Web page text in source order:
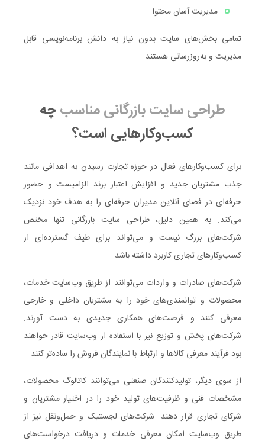
مدیریت آسان محتوا
تمامی بخش‌های سایت بدون نیاز به دانش برنامه‌نویسی قابل
مدیریت و به‌روزرسانی هستند.
طراحی سایت بازرگانی مناسبچه
کسب‌وکارهایی است؟
برای کسب‌وکارهای فعال در حوزه تجارت رسیدن به اهدافی مانند
جذب مشتریان جدید و افزایش اعتبار برند الزامیست و حضور
حرفه‌ای در فضای آنلاین مدیران حرفه‌ای را به هدف خود نزدیک
می‌کند. به همین دلیل، طراحی سایت بازرگانی تنها مختص
شرکت‌های بزرگ نیست و می‌تواند برای طیف گسترده‌ای از
کسب‌وکارهای تجاری کاربرد داشته باشد.
شرکت‌های صادرات و واردات می‌توانند از طریق وب‌سایت خدمات،
محصولات و توانمندی‌های خود را به مشتریان داخلی و خارجی
معرفی کنند و فرصت‌های همکاری جدیدی به دست آورند.
شرکت‌های پخش و توزیع نیز با استفاده از وب‌سایت قادر خواهند
بود فرآیند معرفی کالاها و ارتباط با نمایندگان فروش را ساده‌تر کنند.
از سوی دیگر، تولیدکنندگان صنعتی می‌توانند کاتالوگ محصولات،
مشخصات فنی و ظرفیت‌های تولید خود را در اختیار مشتریان و
شرکای تجاری قرار دهند. شرکت‌های لجستیک و حمل‌ونقل نیز از
طریق وب‌سایت امکان معرفی خدمات و دریافت درخواست‌های